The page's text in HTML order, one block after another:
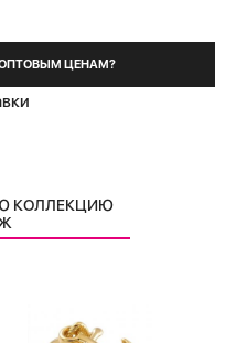
ЦЕНАМ?
КОЛЛЕКЦИЮ